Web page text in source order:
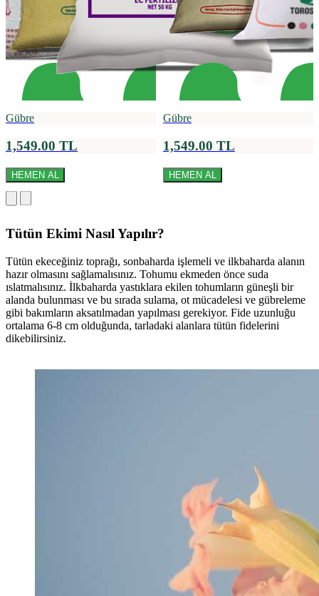
Gübre
1,549.00 TL
HEMEN AL
Gübre
1,549.00 TL
HEMEN AL
Tütün Ekimi Nasıl Yapılır?
Tütün ekeceğiniz toprağı, sonbaharda işlemeli ve ilkbaharda alanın
hazır olmasını sağlamalısınız. Tohumu ekmeden önce suda
ıslatmalısınız. İlkbaharda yastıklara ekilen tohumların güneşli bir
alanda bulunması ve bu sırada sulama, ot mücadelesi ve gübreleme
gibi bakımların aksatılmadan yapılması gerekiyor. Fide uzunluğu
ortalama 6-8 cm olduğunda, tarladaki alanlara tütün fidelerini
dikebilirsiniz.